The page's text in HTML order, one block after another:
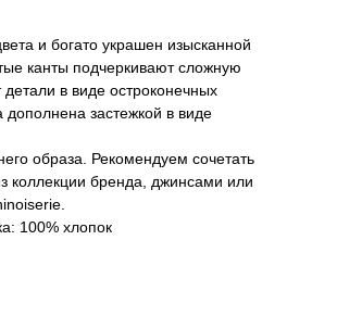
и богато украшен изысканной
канты подчеркивают сложную
в виде остроконечных
застежкой в виде
образа. Рекомендуем сочетать
коллекции бренда, джинсами или
100% хлопок